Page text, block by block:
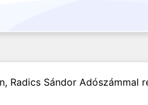
Radics Sándor Adószámmal